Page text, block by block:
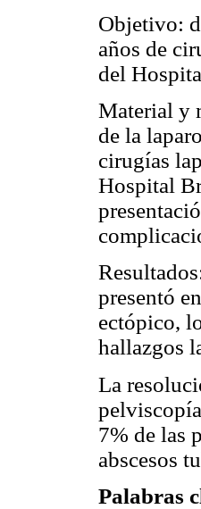
Objetivo:
años de
del
Material y
de la
cirugías
Hospital
presentó
ectópico,
hallazgos
La
7% de las
abscesos
Palabras